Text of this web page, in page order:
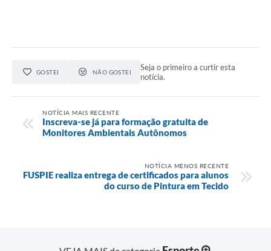
GOSTEI NÃO GOSTEI
Seja o primeiro a curtir esta
notícia.
NOTÍCIA MAIS RECENTE
Inscreva-se já para formação gratuita de
Monitores Ambientais Autônomos
NOTÍCIA MENOS RECENTE
FUSPIE realiza entrega de certificados para alunos
do curso de Pintura em Tecido